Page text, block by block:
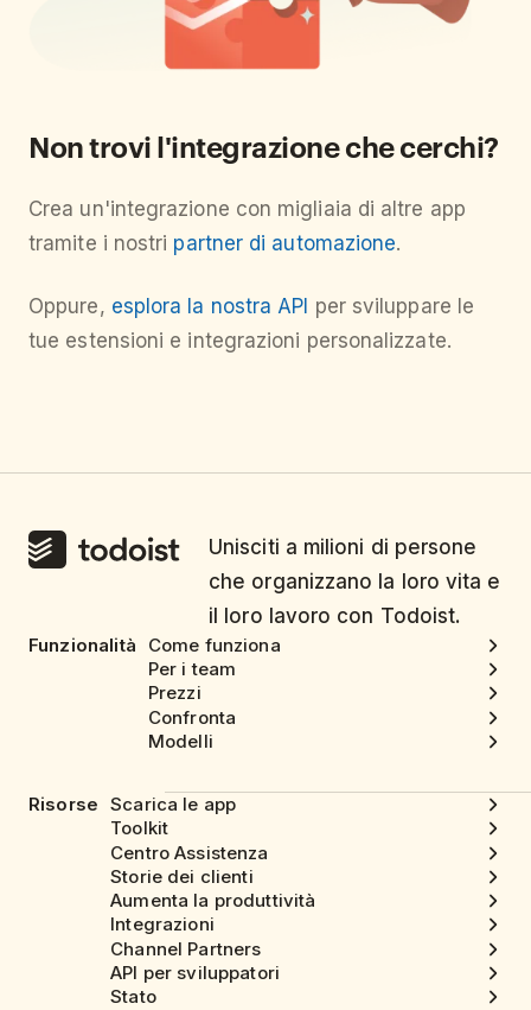
Non trovi l'integrazione che cerchi?
Crea un'integrazione con migliaia di altre app
tramite i nostri partner di automazione.
Oppure, esplora la nostra API per sviluppare le
tue estensioni e integrazioni personalizzate.
Unisciti a milioni di persone
che organizzano la loro vita e
il loro lavoro con Todoist.
Funzionalità
Come funziona
Per i team
Prezzi
Confronta
Modelli
Risorse Scarica le app
Toolkit
Centro Assistenza
Storie dei clienti
Aumenta la produttività
Integrazioni
Channel Partners
API per sviluppatori
Stato